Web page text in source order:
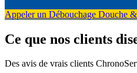
Appeler un Débouchage Douche
Ce que nos clients
Des avis de vrais clients